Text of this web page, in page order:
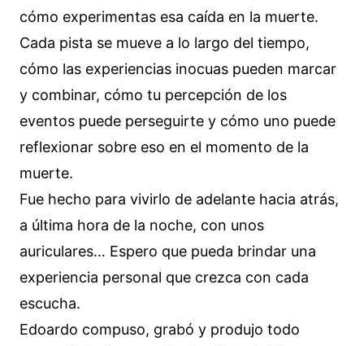
cómo experimentas esa caída en la muerte.
Cada pista se mueve a lo largo del tiempo,
cómo las experiencias inocuas pueden marcar
y combinar, cómo tu percepción de los
eventos puede perseguirte y cómo uno puede
reflexionar sobre eso en el momento de la
muerte.
Fue hecho para vivirlo de adelante hacia atrás,
a última hora de la noche, con unos
auriculares… Espero que pueda brindar una
experiencia personal que crezca con cada
escucha.
Edoardo compuso, grabó y produjo todo